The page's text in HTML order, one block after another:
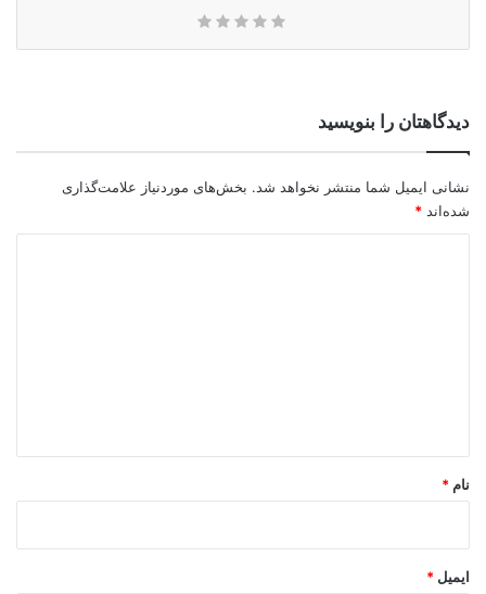
دیدگاهتان را بنویسید
نشانی ایمیل شما منتشر نخواهد شد. بخش‌های موردنیاز علامت‌گذاری
شده‌اند *
نام *
ایمیل *